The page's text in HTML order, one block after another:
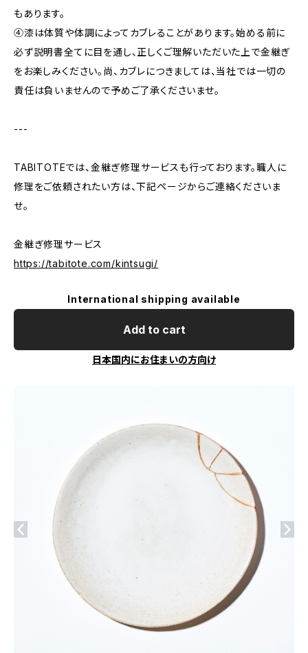
もあります。
④漆は体質や体調によってカブレることがあります。始める前に
必ず説明書全てに目を通し、正しくご理解いただいた上で金継ぎ
をお楽しみください。尚、カブレにつきましては、当社では一切の
責任は負いませんので予めご了承くださいませ。
---
TABITOTEでは、金継ぎ修理サービスも行っております。職人に
修理をご依頼されたい方は、下記ページからご連絡くださいま
せ。
金継ぎ修理サービス
https://tabitote.com/kintsugi/
International shipping available
Add to cart
日本国内にお住まいの方向け